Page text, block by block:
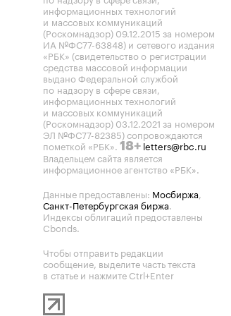
информационных технологий
и массовых коммуникаций
(Роскомнадзор) 09.12.2015 за номером
ИА №ФС77-63848) и сетевого издания
«РБК» (свидетельство о регистрации
средства массовой информации
выдано Федеральной службой
по надзору в сфере связи,
информационных технологий
и массовых коммуникаций
(Роскомнадзор) 03.12.2021 за номером
ЭЛ №ФС77-82385) сопровождаются
пометкой «РБК». 18+ letters@rbc.ru
Владельцем сайта является
информационное агентство «РБК».
Данные предоставлены: Мосбиржа,
Санкт-Петербургская биржа.
Индексы облигаций предоставлены
Cbonds.
Чтобы отправить редакции
сообщение, выделите часть текста
в статье и нажмите Ctrl+Enter